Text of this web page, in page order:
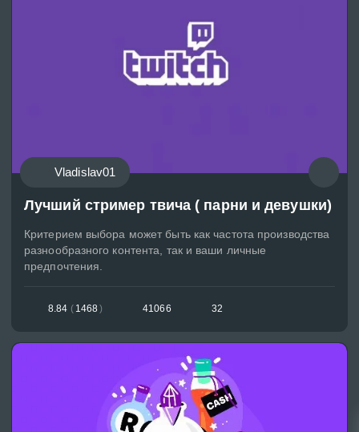
Vladislav01
Лучший стример твича ( парни и девушки)
Критерием выбора может быть как частота производства
разнообразного контента, так и ваши личные
предпочтения.
8.84 ( 1468) 41066 32